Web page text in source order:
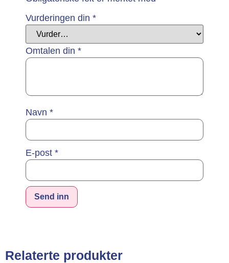
Vurderingen din *
Omtalen din *
Navn *
E-post *
Relaterte produkter